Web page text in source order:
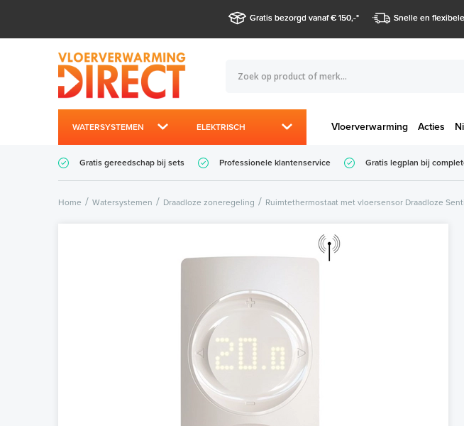
Gratis bezorgd vanaf € 150,-* Snelle en
WATERSYSTEMEN ELEKTRISCH Vloerverwarming Acties
Gratis gereedschap bij sets Professionele klantenservice Gratis legplan bij
Home Watersystemen Draadloze zoneregeling Ruimtethermostaat met vloersensor Draadloze